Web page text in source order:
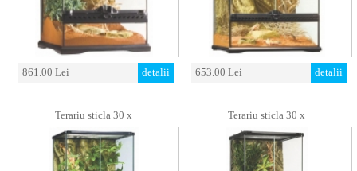
861.00 Lei detalii 653.00 Lei detalii
Terariu sticla 30 x Terariu sticla 30 x